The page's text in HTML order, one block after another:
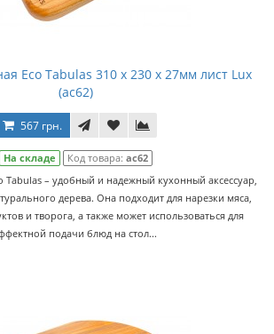
Eco Tabulas 310 x 230 x 27мм лист Lux
(ас62)
567 грн.
На складе Код товара: ас62
Tabulas – удобный и надежный кухонный аксессуар,
дерева. Она подходит для нарезки мяса,
и творога, а также может использоваться для
подачи блюд на стол...